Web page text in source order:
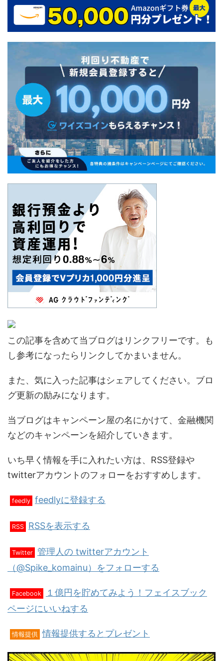
この記事を含めて当ブログはリンクフリーです。も
し参考になったらリンクしてかまいません。
また、気に入った記事はシェアしてください。ブロ
グ更新の励みになります。
当ブログはキャンペーン屋の名にかけて、金融機関
などのキャンペーンを紹介していきます。
いち早く情報を手に入れたい方は、RSS登録や
twitterアカウントのフォローをおすすめします。
feedly feedlyに登録する
RSS RSSを表示する
Twitter 管理人の twitterアカウント
（@Spike_komainu）をフォローする
Facebook
１億円を貯めてみよう！フェイスブック
ページにいいねする
情報提供 情報提供するとプレゼント